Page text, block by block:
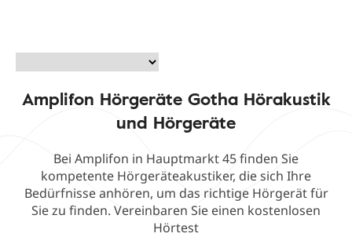
Amplifon Hörgeräte Gotha Hörakustik
und Hörgeräte
Bei Amplifon in Hauptmarkt 45 finden Sie
kompetente Hörgeräteakustiker, die sich Ihre
Bedürfnisse anhören, um das richtige Hörgerät für
Sie zu finden. Vereinbaren Sie einen kostenlosen
Hörtest